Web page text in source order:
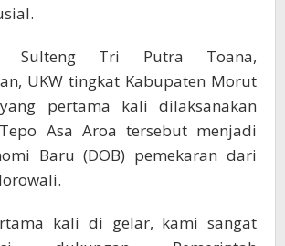
Sulteng Tri Putra Toana,
UKW tingkat Kabupaten Morut
pertama kali dilaksanakan
Asa Aroa tersebut menjadi
Baru (DOB) pemekaran dari
kali di gelar, kami sangat